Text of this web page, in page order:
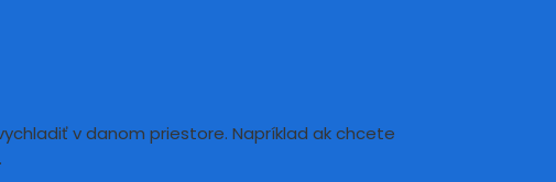
v danom priestore. Napríklad ak chcete